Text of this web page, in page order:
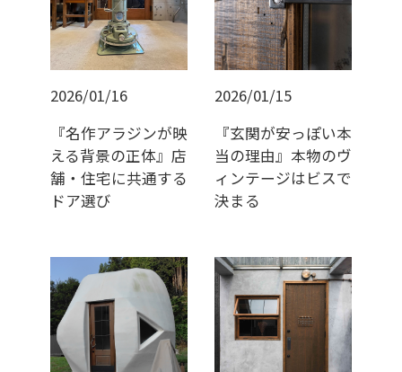
2026/01/16
『名作アラジンが映
える背景の正体』店
舗・住宅に共通する
ドア選び
2026/01/15
『玄関が安っぽい本
当の理由』本物のヴ
ィンテージはビスで
決まる